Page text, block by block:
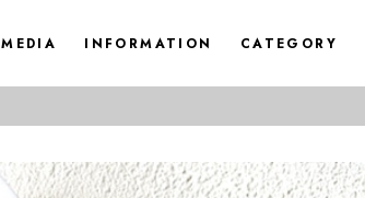
MEDIA INFORMATION CATEGORY